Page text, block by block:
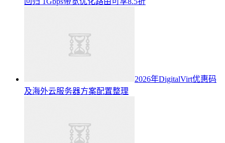
2026年DigitalVirt优惠码
及海外云服务器方案配置整理